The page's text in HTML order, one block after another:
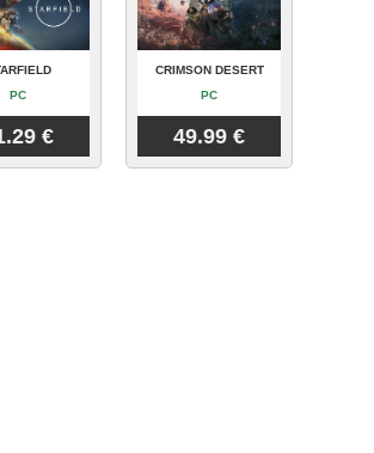
PC
€
CRIMSON DESERT
PC
49.99 €